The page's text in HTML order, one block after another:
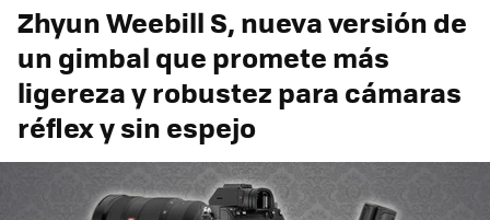
Zhyun Weebill S, nueva versión de
un gimbal que promete más
ligereza y robustez para cámaras
réflex y sin espejo